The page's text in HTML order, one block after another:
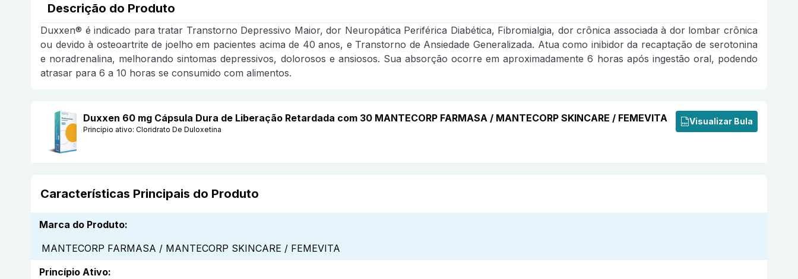
Descrição do Produto
Duxxen® é indicado para tratar Transtorno Depressivo Maior, dor Neuropática Periférica Diabética, Fibromialgia, dor crônica associada à dor lombar crônica
ou devido à osteoartrite de joelho em pacientes acima de 40 anos, e Transtorno de Ansiedade Generalizada. Atua como inibidor da recaptação de serotonina
e noradrenalina, melhorando sintomas depressivos, dolorosos e ansiosos. Sua absorção ocorre em aproximadamente 6 horas após ingestão oral, podendo
atrasar para 6 a 10 horas se consumido com alimentos.
Duxxen 60 mg Cápsula Dura de Liberação Retardada com 30 MANTECORP FARMASA / MANTECORP SKINCARE / FEMEVITA
Princípio ativo: Cloridrato De Duloxetina
Visualizar Bula
Características Principais do Produto
Marca do Produto:
MANTECORP FARMASA / MANTECORP SKINCARE / FEMEVITA
Princípio Ativo: